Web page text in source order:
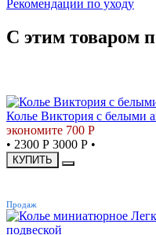
Рекомендации по уходу
С этим товаром
Колье Виктория с белыми
экономите 700 Р
• 2300 Р 3000 Р •
КУПИТЬ
Продаж